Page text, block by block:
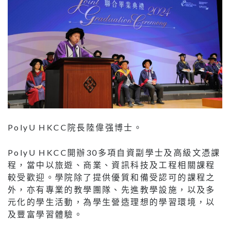
PolyU HKCC院長陸偉强博士。
PolyU HKCC開辦30多項自資副學士及高級文憑課
程，當中以旅遊、商業、資訊科技及工程相關課程
較受歡迎。學院除了提供優質和備受認可的課程之
外，亦有專業的教學團隊、先進教學設施，以及多
元化的學生活動，為學生營造理想的學習環境，以
及豐富學習體驗。